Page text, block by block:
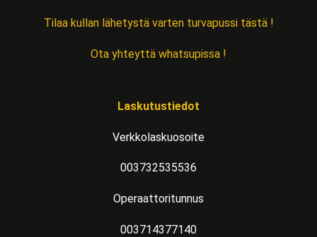
Tilaa kullan lähetystä varten turvapussi tästä !
Ota yhteyttä whatsupissa !
Laskutustiedot
Verkkolaskuosoite
003732535536
Operaattoritunnus
003714377140